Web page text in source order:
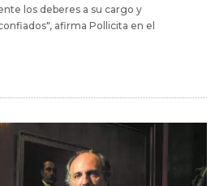
los deberes a su cargo y
afirma Pollicita en el